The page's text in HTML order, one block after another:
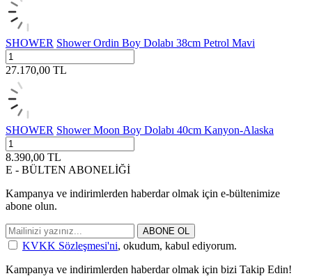
SHOWER Shower Ordin Boy Dolabı 38cm Petrol Mavi
27.170,00 TL
SHOWER Shower Moon Boy Dolabı 40cm Kanyon-Alaska
8.390,00 TL
E - BÜLTEN ABONELİĞİ
Kampanya ve indirimlerden haberdar olmak için e-bültenimize
abone olun.
ABONE OL
KVKK Sözleşmesi'ni, okudum, kabul ediyorum.
Kampanya ve indirimlerden haberdar olmak için bizi Takip Edin!